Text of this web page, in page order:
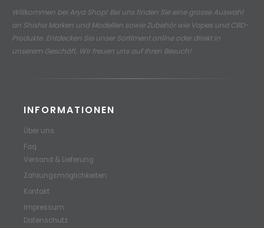
Willkommen bei Arya Shop! Bei uns finden Sie eine grosse Auswahl
an Shisha Marken und Modellen sowie Zubehör wie Vapes und CBD-
Produkte. Entdecken Sie unser Sortiment online oder direkt in
unserem Geschäft. Wir freuen uns auf Ihren Besuch!
INFORMATIONEN
Über uns
Faq
Versand & Lieferung
Zahlungsmöglichkeiten
Kontakt
Impressum
Datenschutz